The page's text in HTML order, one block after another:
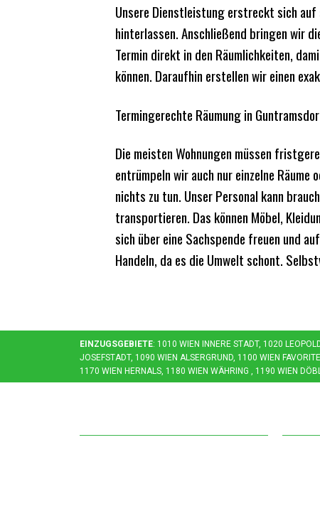
Unsere Dienstleistung erstreckt sich auf
hinterlassen. Anschließend bringen wir
Termin direkt in den Räumlichkeiten,
können. Daraufhin erstellen wir einen
Termingerechte Räumung in
Die meisten Wohnungen müssen
entrümpeln wir auch nur einzelne Räume
nichts zu tun. Unser Personal kann
transportieren. Das können Möbel,
sich über eine Sachspende freuen und
Handeln, da es die Umwelt schont.
EINZUGSGEBIETE: 1010 WIEN INNERE STADT, 1020
OSEFSTADT, 1090 WIEN ALSERGRUND, 1100 WIEN
170 WIEN HERNALS, 1180 WIEN WÄHRING , 1190 WIEN